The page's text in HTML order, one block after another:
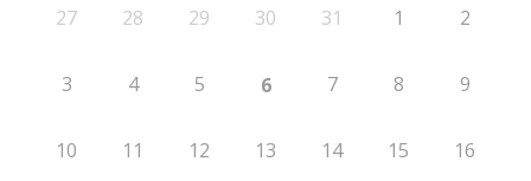
S
O
27
28 29 30 31 1 2
3 4 5 6 7 8 9
10 11 12 13 14 15 16